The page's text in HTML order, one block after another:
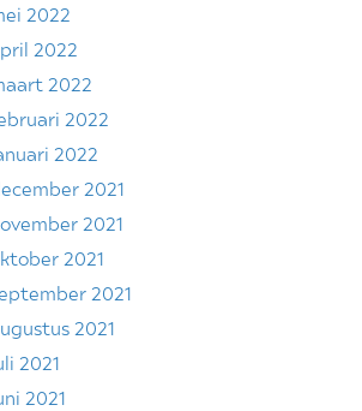
2022
2022
2022
2022
2022
2021
2021
2021
2021
2021
2021
2021